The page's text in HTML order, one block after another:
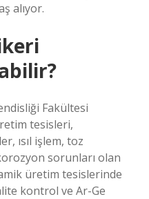
alıyor.
Fakültesi
tesisleri,
ısıl işlem, toz
sorunları olan
üretim tesislerinde
kontrol ve Ar-Ge